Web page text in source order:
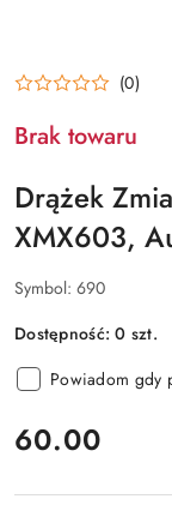
(0)
Brak towaru
Drążek
XMX603,
Symbol: 690
Dostępność:0 szt.
Powiadom gdy
cena:
60.00